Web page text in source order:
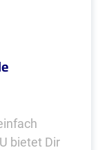
bietet Dir